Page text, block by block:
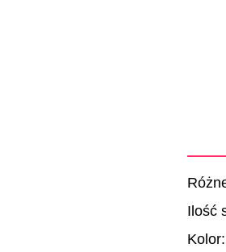
Ilość